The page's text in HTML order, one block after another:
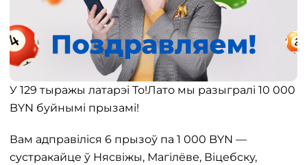
У 129 тыражы латарэі То!Лато мы разыгралі 10 000
BYN буйнымі прызамі!
Вам адправіліся 6 прызоў па 1 000 BYN —
сустракайце ў Нясвіжы, Магілёве, Віцебску,